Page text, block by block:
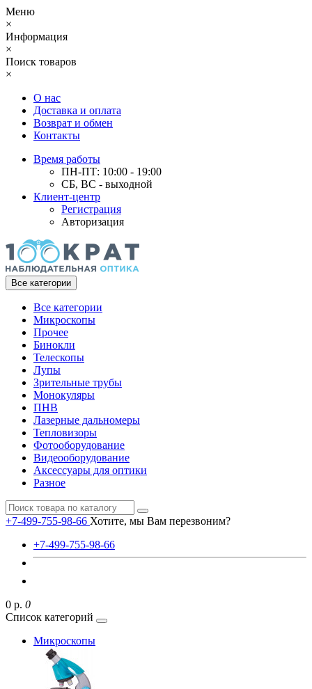
Меню
×
Информация
×
Поиск товаров
×
О нас
Доставка и оплата
Возврат и обмен
Контакты
Время работы
ПН-ПТ: 10:00 - 19:00
СБ, ВС - выходной
Клиент-центр
Регистрация
Авторизация
Все категории
Все категории
Микроскопы
Прочее
Бинокли
Телескопы
Лупы
Зрительные трубы
Монокуляры
ПНВ
Лазерные дальномеры
Тепловизоры
Фотооборудование
Видеооборудование
Аксессуары для оптики
Разное
+7-499-755-98-66 Хотите, мы Вам перезвоним?
+7-499-755-98-66
0 р. 0
Список категорий
Микроскопы